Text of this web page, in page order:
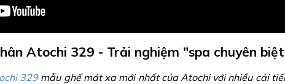
Atochi 329 - Trải nghiệm "spa chuyên
329mẫu ghế mát xa mới nhất của Atochi với nhiều cải